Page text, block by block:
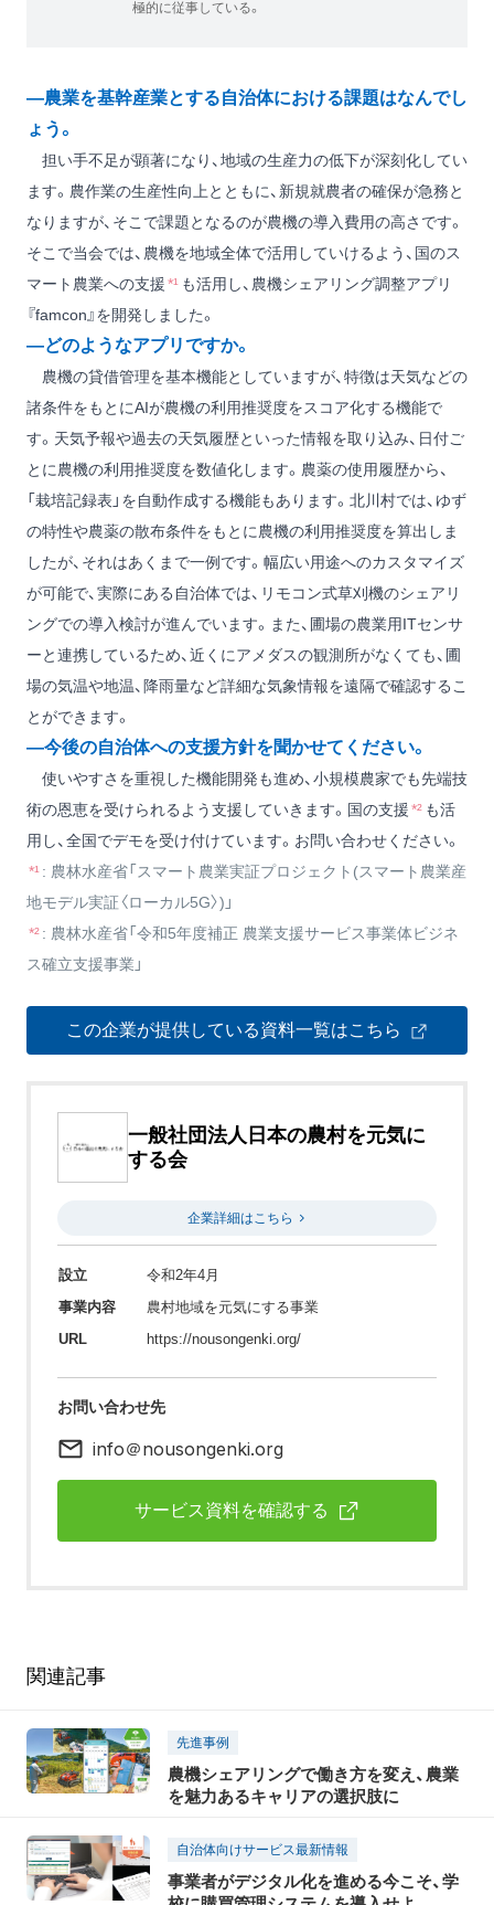
極的に従事している。
―農業を基幹産業とする自治体における課題はなんでし
ょう。
担い手不足が顕著になり、地域の生産力の低下が深刻化してい
ます。農作業の生産性向上とともに、新規就農者の確保が急務と
なりますが、そこで課題となるのが農機の導入費用の高さです。
そこで当会では、農機を地域全体で活用していけるよう、国のス
マート農業への支援*¹ も活用し、農機シェアリング調整アプリ
『famcon』を開発しました。
―どのようなアプリですか。
農機の貸借管理を基本機能としていますが、特徴は天気などの
諸条件をもとにAIが農機の利用推奨度をスコア化する機能で
す。天気予報や過去の天気履歴といった情報を取り込み、日付ご
とに農機の利用推奨度を数値化します。農薬の使用履歴から、
「栽培記録表」を自動作成する機能もあります。北川村では、ゆず
の特性や農薬の散布条件をもとに農機の利用推奨度を算出しま
したが、それはあくまで一例です。幅広い用途へのカスタマイズ
が可能で、実際にある自治体では、リモコン式草刈機のシェアリ
ングでの導入検討が進んでいます。また、圃場の農業用ITセンサ
ーと連携しているため、近くにアメダスの観測所がなくても、圃
場の気温や地温、降雨量など詳細な気象情報を遠隔で確認するこ
とができます。
―今後の自治体への支援方針を聞かせてください。
使いやすさを重視した機能開発も進め、小規模農家でも先端技
術の恩恵を受けられるよう支援していきます。国の支援*² も活
用し、全国でデモを受け付けています。お問い合わせください。
*¹: 農林水産省「スマート農業実証プロジェクト(スマート農業産
地モデル実証〈ローカル5G〉)」
*²: 農林水産省「令和5年度補正 農業支援サービス事業体ビジネ
ス確立支援事業」
この企業が提供している資料一覧はこちら
一般社団法人日本の農村を元気に
する会
企業詳細はこちら
設立
令和2年4月
事業内容
農村地域を元気にする事業
URL
https://nousongenki.org/
お問い合わせ先
info＠nousongenki.org
サービス資料を確認する
関連記事
先進事例
農機シェアリングで働き方を変え、農業
を魅力あるキャリアの選択肢に
自治体向けサービス最新情報
事業者がデジタル化を進める今こそ、学